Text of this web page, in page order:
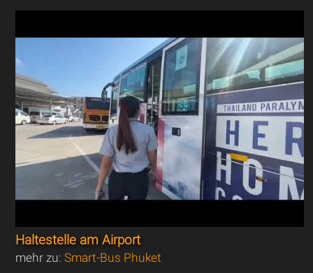
Haltestelle am Airport
mehr zu:Smart-Bus Phuket